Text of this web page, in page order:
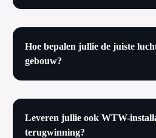
Hoe bepalen jullie de juiste
gebouw?
Leveren jullie ook WTW-
terugwinning?